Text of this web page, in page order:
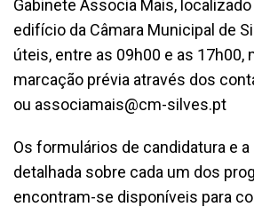
Gabinete Associa Mais, localizado
edifício da Câmara Municipal de
úteis, entre as 09h00 e as 17h00,
marcação prévia através dos
ou associamais@cm-silves.pt
Os formulários de candidatura e
detalhada sobre cada um dos
encontram-se disponíveis para